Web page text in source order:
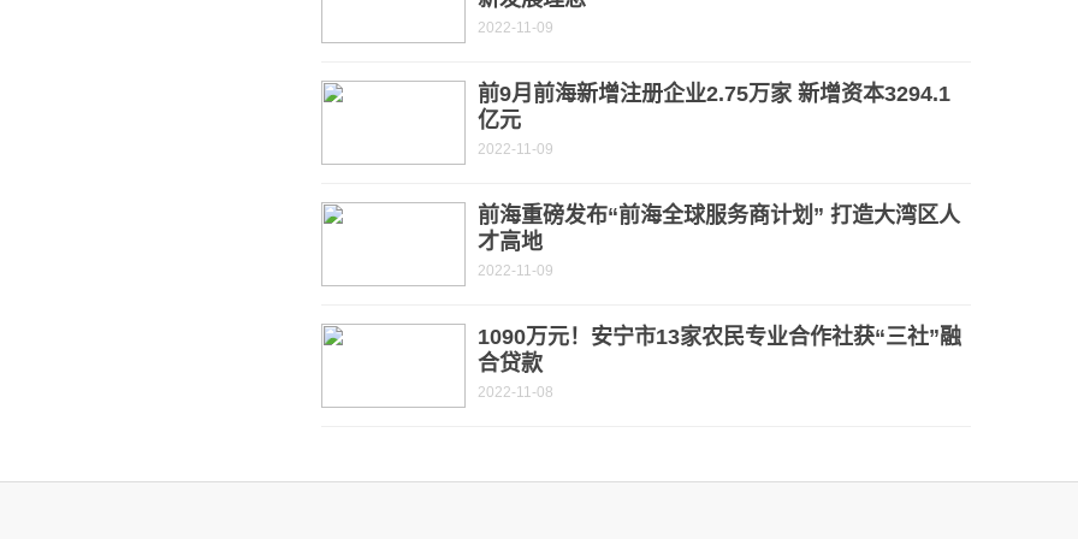
2022-11-09
前9月前海新增注册企业2.75万家 新增资本3294.1
亿元
2022-11-09
前海重磅发布“前海全球服务商计划” 打造大湾区人
才高地
2022-11-09
1090万元！安宁市13家农民专业合作社获“三社”融
合贷款
2022-11-08